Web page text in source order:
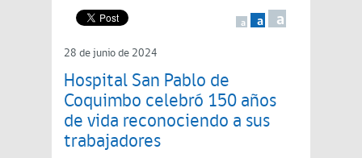
a a a
28 de junio de 2024
Hospital San Pablo de
Coquimbo celebró 150 años
de vida reconociendo a sus
trabajadores